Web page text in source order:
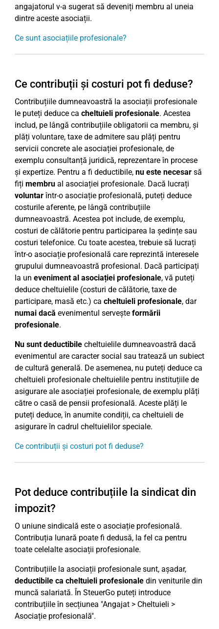
angajatorul v-a sugerat să deveniți membru al uneia
dintre aceste asociații.
Ce sunt asociațiile profesionale?
Ce contribuții și costuri pot fi deduse?
Contribuțiile dumneavoastră la asociații profesionale
le puteți deduce ca cheltuieli profesionale. Acestea
includ, pe lângă contribuțiile obligatorii ca membru, și
plăți voluntare, taxe de admitere sau plăți pentru
servicii concrete ale asociației profesionale, de
exemplu consultanță juridică, reprezentare în procese
și expertize. Pentru a fi deductibile, nu este necesar să
fiți membru al asociației profesionale. Dacă lucrați
voluntarîntr-o asociație profesională, puteți deduce
costurile aferente, pe lângă contribuțiile
dumneavoastră. Acestea pot include, de exemplu,
costuri de călătorie pentru participarea la ședințe sau
costuri telefonice. Cu toate acestea, trebuie să lucrați
într-o asociație profesională care reprezintă interesele
grupului dumneavoastră profesional. Dacă participați
la un eveniment al asociației profesionale, vă puteți
deduce cheltuielile (costuri de călătorie, taxe de
participare, masă etc.) ca cheltuieli profesionale, dar
numai dacă evenimentul servește formării
profesionale.
Nu sunt deductibile cheltuielile dumneavoastră dacă
evenimentul are caracter social sau tratează un subiect
de cultură generală. De asemenea, nu puteți deduce ca
cheltuieli profesionale cheltuielile pentru instituțiile de
asigurare ale asociației profesionale, de exemplu plăți
către o casă de pensii profesională. Aceste plăți le
puteți deduce, în anumite condiții, ca cheltuieli de
asigurare în cadrul cheltuielilor speciale.
Ce contribuții și costuri pot fi deduse?
Pot deduce contribuțiile la sindicat din
impozit?
O uniune sindicală este o asociație profesională.
Contribuția lunară poate fi dedusă, la fel ca pentru
toate celelalte asociații profesionale.
Contribuțiile la asociații profesionale sunt, așadar,
deductibile ca cheltuieli profesionale din veniturile din
muncă salariată. În SteuerGo puteți introduce
contribuțiile în secțiunea "Angajat > Cheltuieli >
Asociație profesională".